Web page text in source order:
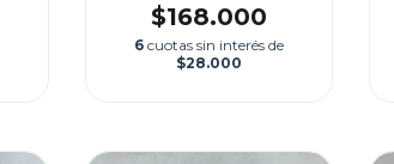
$168.000
6 cuotas sin interés de
$28.000